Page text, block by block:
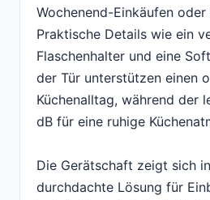
Wochenend-Einkäufen oder
Praktische Details wie ein
Flaschenhalter und eine
der Tür unterstützen einen
Küchenalltag, während der
dB für eine ruhige
Die Gerätschaft zeigt sich
durchdachte Lösung für